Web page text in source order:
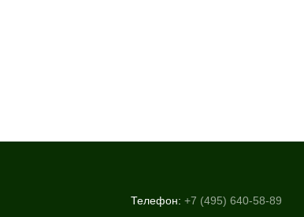
Телефон: +7 (495) 640-58-89